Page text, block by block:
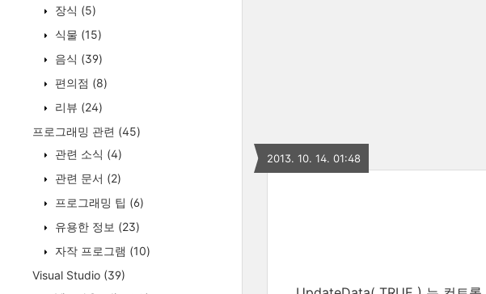
장식 (5)
식물 (15)
음식 (39)
편의점 (8)
리뷰 (24)
프로그래밍 관련 (45)
관련 소식 (4)
관련 문서 (2)
프로그래밍 팁 (6)
유용한 정보 (23)
자작 프로그램 (10)
Visual Studio (39)
2013. 10. 14. 01:48